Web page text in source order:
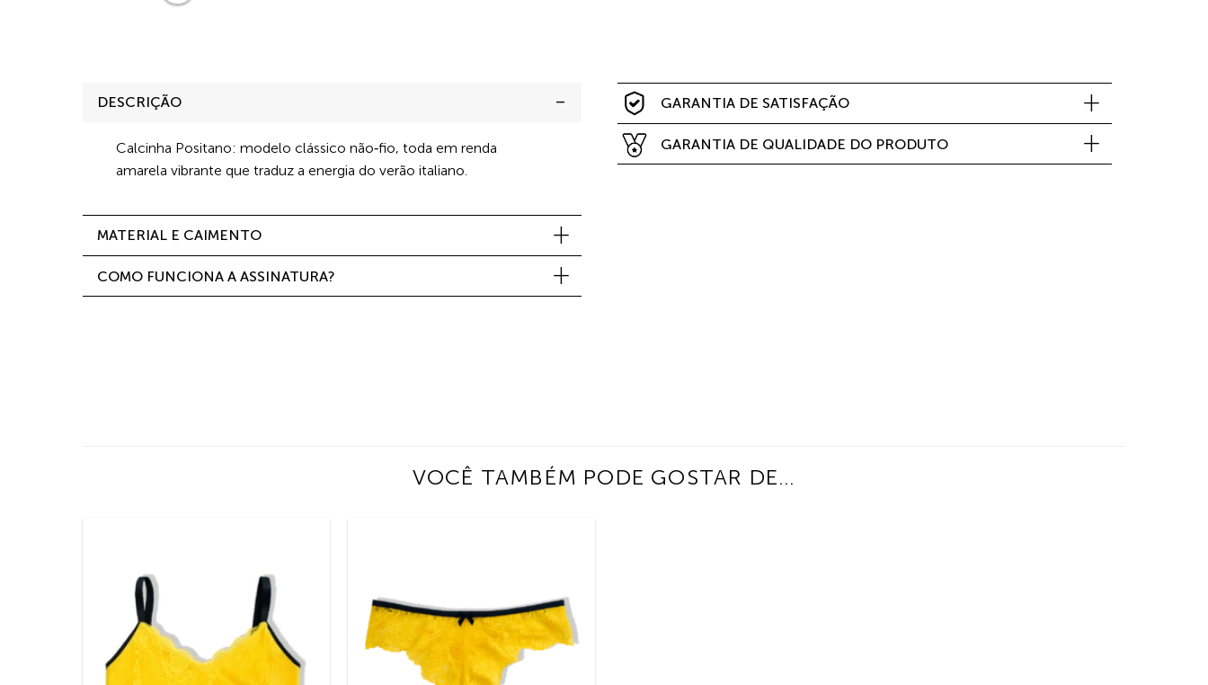
DESCRIÇÃO
Calcinha Positano: modelo clássico não‑fio, toda em renda
amarela vibrante que traduz a energia do verão italiano.
MATERIAL E CAIMENTO
COMO FUNCIONA A ASSINATURA?
GARANTIA DE SATISFAÇÃO
GARANTIA DE QUALIDADE DO PRODUTO
VOCÊ TAMBÉM PODE GOSTAR DE…